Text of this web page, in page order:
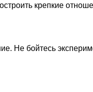
крепкие
Не бойтесь